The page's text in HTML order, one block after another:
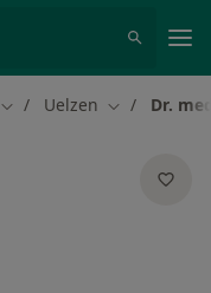
Stadt ändern
Uelzen Stadt ändern
Dr.